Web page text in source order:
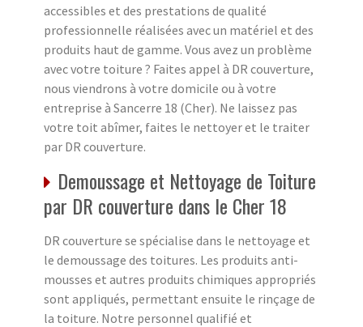
accessibles et des prestations de qualité
professionnelle réalisées avec un matériel et des
produits haut de gamme. Vous avez un problème
avec votre toiture ? Faites appel à DR couverture,
nous viendrons à votre domicile ou à votre
entreprise à Sancerre 18 (Cher). Ne laissez pas
votre toit abîmer, faites le nettoyer et le traiter
par DR couverture.
Demoussage et Nettoyage de Toiture
par DR couverture dans le Cher 18
DR couverture se spécialise dans le nettoyage et
le demoussage des toitures. Les produits anti-
mousses et autres produits chimiques appropriés
sont appliqués, permettant ensuite le rinçage de
la toiture. Notre personnel qualifié et